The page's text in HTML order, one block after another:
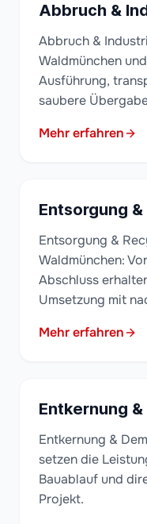
Abbruch &
Abbruch &
Waldmünchen
Ausführung,
saubere
Mehr erfahren
Entsorgung
Entsorgung &
Waldmünchen:
Abschluss
Umsetzung mit
Mehr erfahren
Entkernung
Entkernung &
setzen die
Bauablauf und
Projekt.